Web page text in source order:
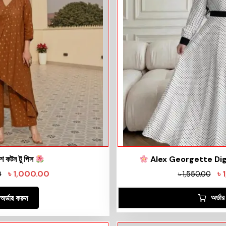
কটন টু পিস
৳1,000.00
অর্ডার করুন
Alex Georgette
৳1,550.00 ৳